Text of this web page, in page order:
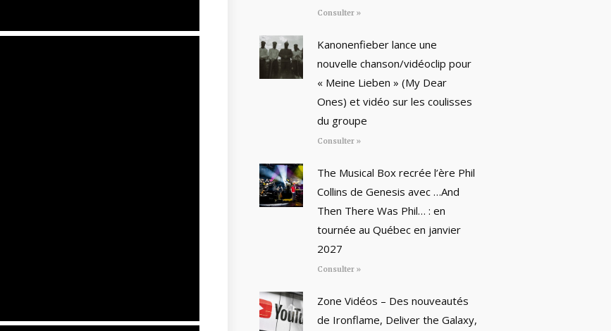
Consulter »
Kanonenfieber lance une
nouvelle chanson/vidéoclip pour
« Meine Lieben » (My Dear
Ones) et vidéo sur les coulisses
du groupe
Consulter »
The Musical Box recrée l’ère Phil
Collins de Genesis avec …And
Then There Was Phil… : en
tournée au Québec en janvier
2027
Consulter »
Zone Vidéos – Des nouveautés
de Ironflame, Deliver the Galaxy,